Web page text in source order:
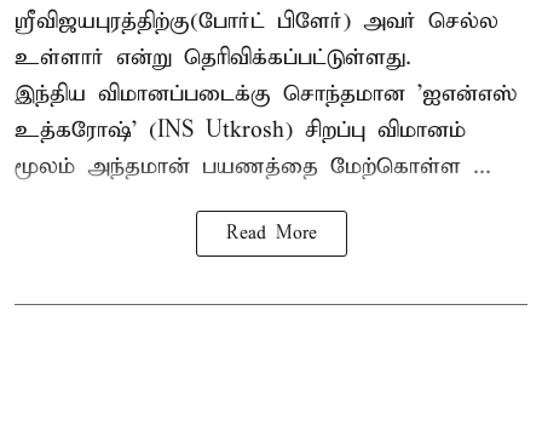
ஸ்ரீவிஜயபுரத்திற்கு(போர்ட் பிளேர்) அவர் செல்ல
உள்ளார் என்று தெரிவிக்கப்பட்டுள்ளது.
இந்திய விமானப்படைக்கு சொந்தமான 'ஐஎன்எஸ்
உத்கரோஷ்' (INS Utkrosh) சிறப்பு விமானம்
மூலம் அந்தமான் பயணத்தை மேற்கொள்ள ...
Read More